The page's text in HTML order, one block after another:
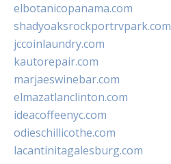
elbotanicopanama.com
shadyoaksrockportrvpark.com
jccoinlaundry.com
kautorepair.com
marjaeswinebar.com
elmazatlanclinton.com
ideacoffeenyc.com
odieschillicothe.com
lacantinitagalesburg.com